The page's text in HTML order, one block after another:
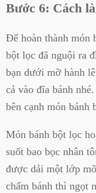
Bước 6: Cách
Để hoàn thành món
bột lọc đã nguội ra
bạn dưới mỡ hành
cả vào đĩa bánh
bên cạnh món bánh
Món bánh bột lọc
suốt bao bọc nhân
được dải một lớp
chấm bánh thì ngọt